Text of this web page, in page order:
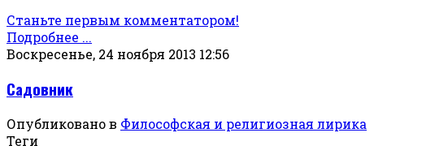
Станьте первым комментатором!
Подробнее ...
Воскресенье, 24 ноября 2013 12:56
Садовник
Опубликовано в Философская и религиозная лирика
Теги